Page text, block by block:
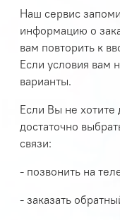
Наш сервис
информацию о
вам повторить к
Если условия вам
варианты.
Если Вы не хотите
достаточно
связи:
- позвонить на
- заказать